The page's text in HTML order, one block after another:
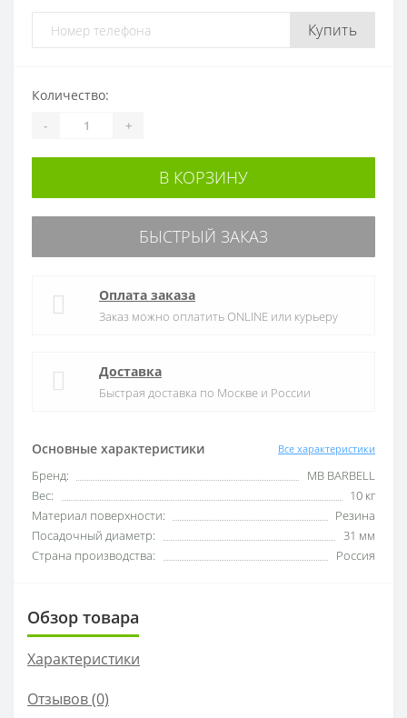
Купить
Основные характеристики Все характеристики
Бренд:
MB BARBELL
Вес:
10 кг
Материал поверхности:
Резина
Посадочный диаметр:
31 мм
Страна производства:
Россия
Количество:
- +
В КОРЗИНУ
БЫСТРЫЙ ЗАКАЗ
Оплата заказа
Заказ можно оплатить ONLINE или курьеру
Доставка
Быстрая доставка по Москве и России
Обзор товара
Характеристики
Отзывов (0)